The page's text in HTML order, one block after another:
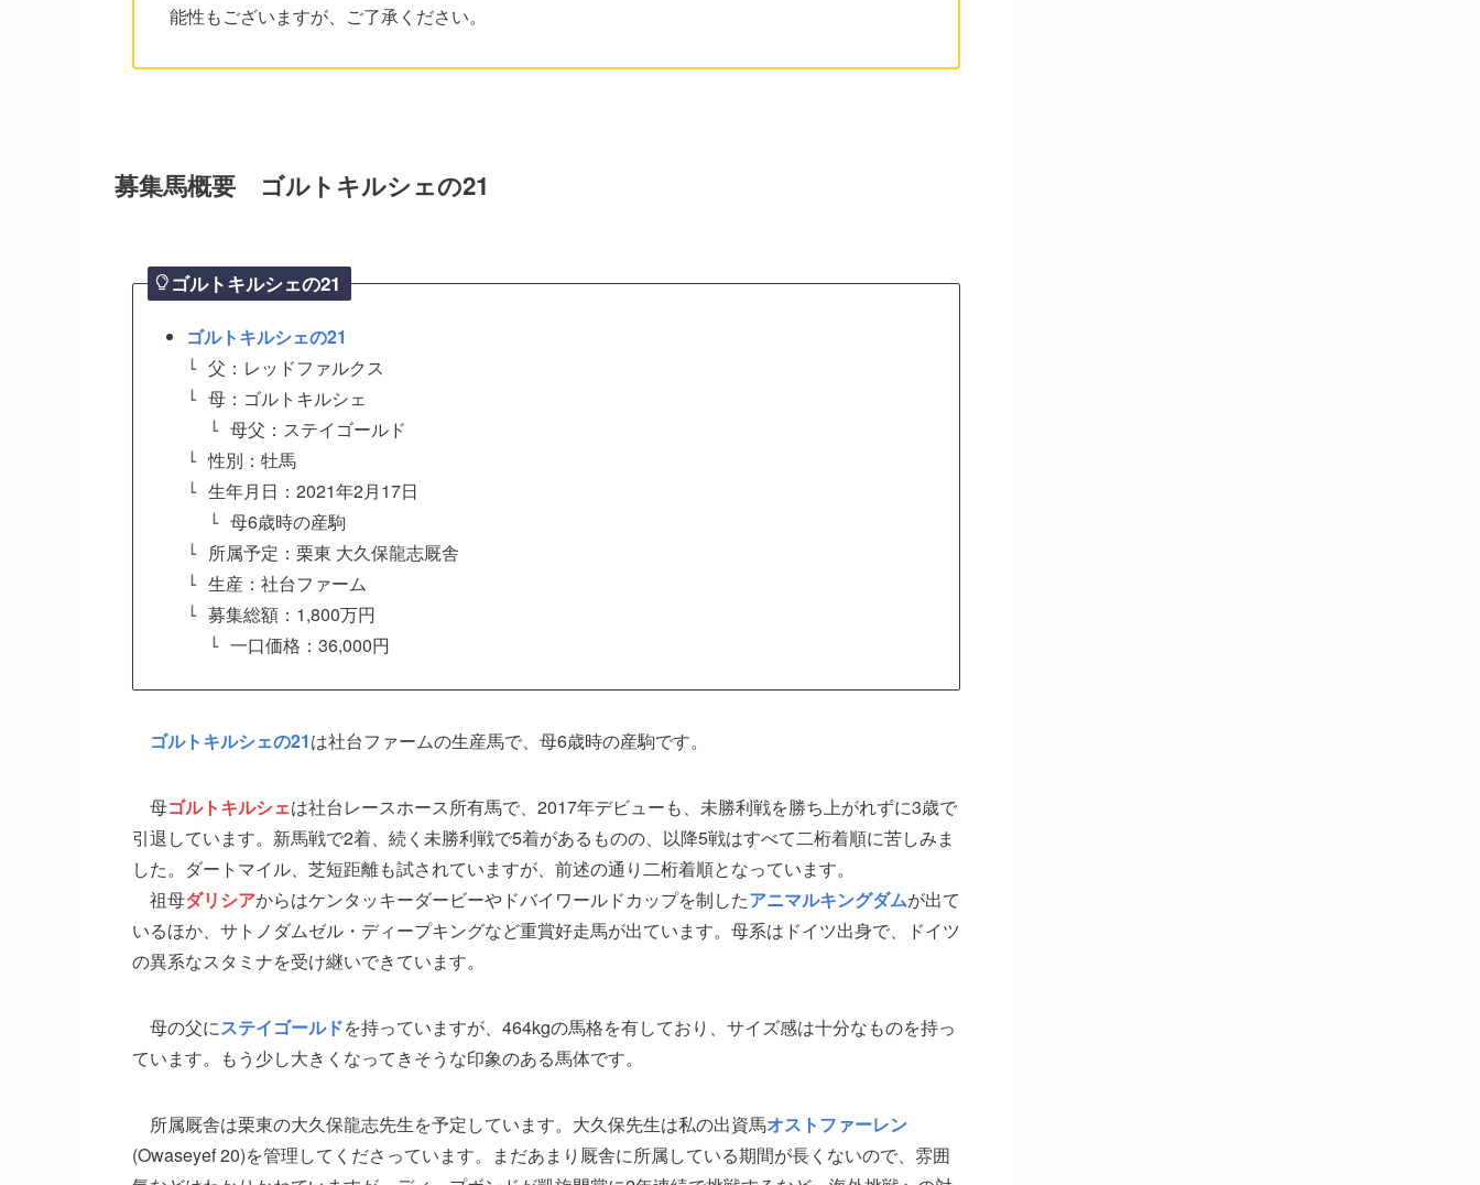
能性もございますが、ご了承ください。
募集馬概要 ゴルトキルシェの21
ゴルトキルシェの21
ゴルトキルシェの21
父：レッドファルクス
母：ゴルトキルシェ
母父：ステイゴールド
性別：牡馬
生年月日：2021年2月17日
母6歳時の産駒
所属予定：栗東 大久保龍志厩舎
生産：社台ファーム
募集総額：1,800万円
一口価格：36,000円
ゴルトキルシェの21は社台ファームの生産馬で、母6歳時の産駒です。
母ゴルトキルシェは社台レースホース所有馬で、2017年デビューも、未勝利戦を勝ち上がれずに3歳で
引退しています。新馬戦で2着、続く未勝利戦で5着があるものの、以降5戦はすべて二桁着順に苦しみま
した。ダートマイル、芝短距離も試されていますが、前述の通り二桁着順となっています。
祖母ダリシアからはケンタッキーダービーやドバイワールドカップを制したアニマルキングダムが出て
いるほか、サトノダムゼル・ディープキングなど重賞好走馬が出ています。母系はドイツ出身で、ドイツ
の異系なスタミナを受け継いできています。
母の父にステイゴールドを持っていますが、464kgの馬格を有しており、サイズ感は十分なものを持っ
ています。もう少し大きくなってきそうな印象のある馬体です。
所属厩舎は栗東の大久保龍志先生を予定しています。大久保先生は私の出資馬オストファーレン
(Owaseyef 20)を管理してくださっています。まだあまり厩舎に所属している期間が長くないので、雰囲